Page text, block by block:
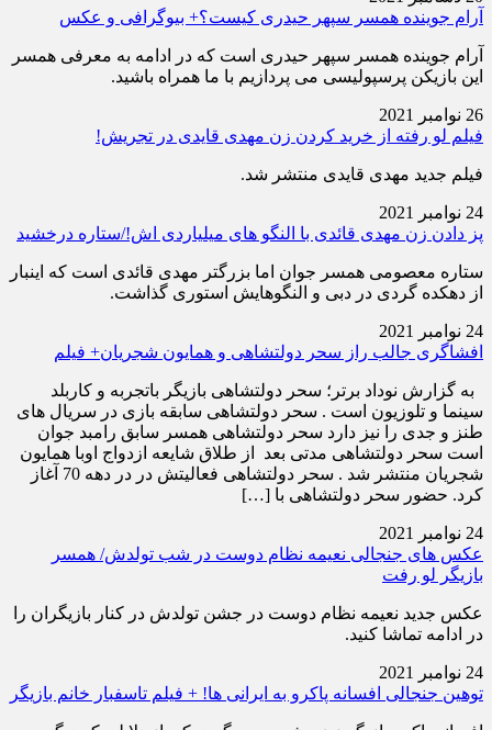
آرام جوینده همسر سپهر حیدری کیست؟+ بیوگرافی و عکس
آرام جوینده همسر سپهر حیدری است که در ادامه به معرفی همسر
این بازیکن پرسپولیسی می پردازیم با ما همراه باشید.
26 نوامبر 2021
فیلم لو رفته از خرید کردن زن مهدی قایدی در تجریش!
فیلم جدید مهدی قایدی منتشر شد.
24 نوامبر 2021
پز دادن زن مهدی قائدی با النگو های میلیاردی اش!/ستاره درخشید
​ستاره معصومی همسر جوان اما بزرگتر مهدی قائدی است که اینبار
از دهکده گردی در دبی و النگوهایش استوری گذاشت.
24 نوامبر 2021
افشاگری جالب راز سحر دولتشاهی و همایون شجریان+ فیلم
به گزارش نوداد برتر؛ سحر دولتشاهی بازیگر باتجربه و کاربلد
سینما و تلوزیون است . سحر دولتشاهی سابقه بازی در سریال های
طنز و جدی را نیز دارد سحر دولتشاهی همسر سابق رامبد جوان
است سحر دولتشاهی مدتی بعد از طلاق شایعه ازدواج اوبا همایون
شجریان منتشر شد . سحر دولتشاهی فعالیتش در در دهه 70 آغاز
کرد. حضور سحر دولتشاهی با […]
24 نوامبر 2021
عکس های جنجالی نعیمه نظام دوست در شب تولدش/ همسر
بازیگر لو رفت
عکس جدید نعیمه نظام دوست در جشن تولدش در کنار بازیگران را
در ادامه تماشا کنید.
24 نوامبر 2021
توهین جنجالی افسانه پاکرو به ایرانی ها! + فیلم تاسفبار خانم بازیگر